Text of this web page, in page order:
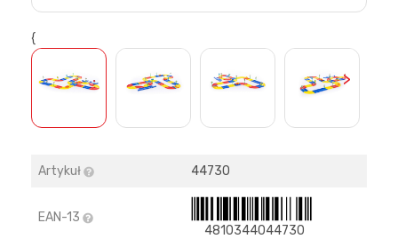
{
>
Artykuł 44730
EAN-13
4810344044730